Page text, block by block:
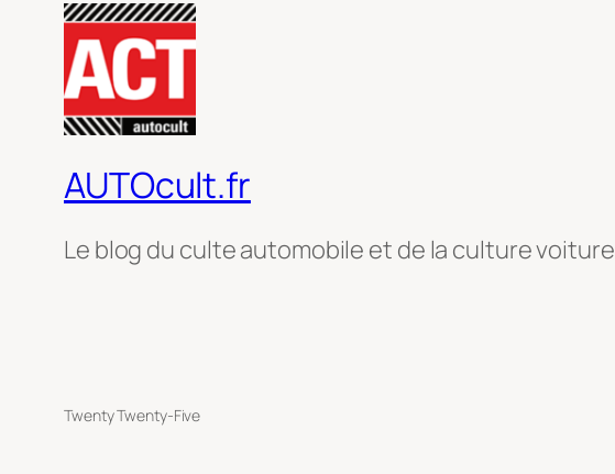
AUTOcult.fr
Le blog du culte automobile et de la culture voiture
Twenty Twenty-Five